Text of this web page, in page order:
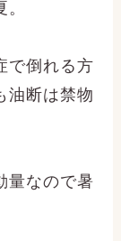
で倒れる方
油断は禁物
量なので暑